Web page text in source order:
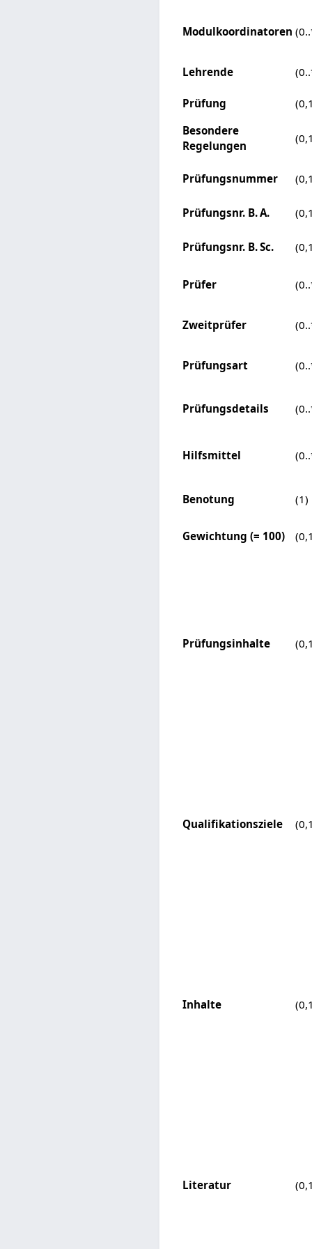
Modulkoordinatoren
Lehrende
Prüfung
Besondere
Regelungen
Prüfungsnummer
Prüfungsnr. B. A.
Prüfungsnr. B. Sc.
Prüfer
Zweitprüfer
Prüfungsart
Prüfungsdetails
Hilfsmittel
Benotung (1)
Gewichtung (= 100)
Prüfungsinhalte
Qualifikationsziele
Inhalte
Literatur